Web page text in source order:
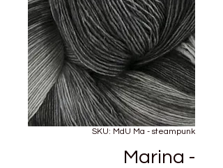
SKU: MdU Ma - steampunk
Marina -